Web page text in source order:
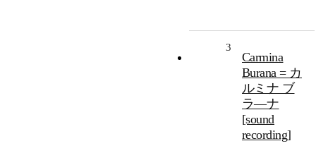
3
Carmina
Burana = カ
ルミナ ブ
ラ―ナ
[sound
recording]